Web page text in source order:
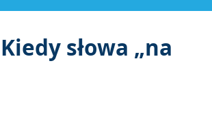
Kiedy słowa „na